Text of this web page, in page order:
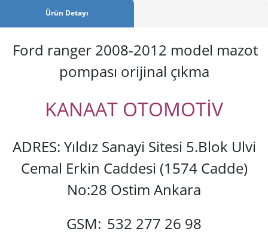
Ürün Detayı
Ford ranger 2008-2012 model mazot
pompası orijinal çıkma
KANAAT OTOMOTİV
ADRES: Yıldız Sanayi Sitesi 5.Blok Ulvi
Cemal Erkin Caddesi (1574 Cadde)
No:28 Ostim Ankara
GSM: 532 277 26 98